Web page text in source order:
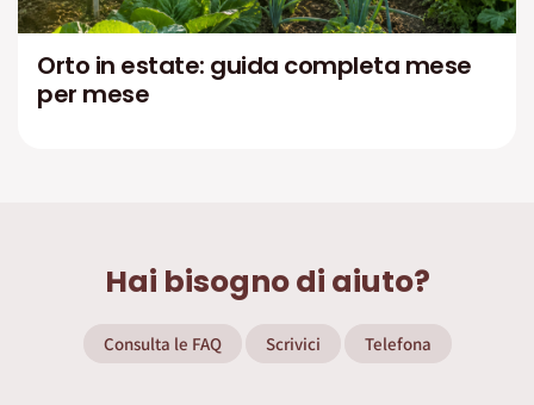
Orto in estate: guida completa mese
per mese
Hai bisogno di aiuto?
Consulta le FAQ Scrivici Telefona